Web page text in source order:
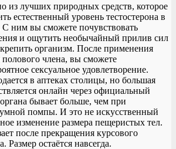
из лучших природных средств, которое
естественный уровень тестостерона в
ним вы сможете почувствовать
и ощутить необычайный прилив сил
организм. После применения
полового члена, вы сможете
сексуальное удовлетворение.
в аптеках столицы, но большая
онлайн через официальный
бывает больше, чем при
помпы. И это не искусственный
изменение размера пещеристых тел.
после прекращения курсового
Размер остаётся навсегда.